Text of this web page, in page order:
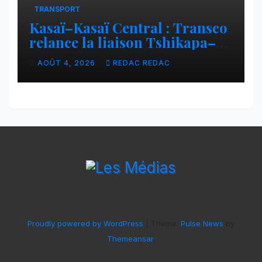
TRANSPORT
Kasaï–Kasaï Central : Transco
relance la liaison Tshikapa–
Tshiamu pour faciliter les
échanges
AOÛT 4, 2026 REDAC REDAC
Proudly powered by WordPress Pulse News
Themeansar.